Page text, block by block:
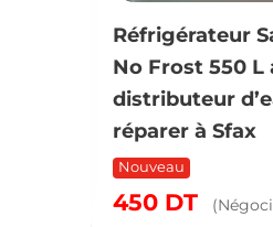
Réfrigérateur
No Frost 550 L
distributeur
réparer à Sfax
Nouveau
450 DT